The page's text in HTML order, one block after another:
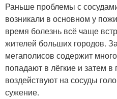
Раньше проблемы с
возникали в основном у
время болезнь всё чаще
жителей больших городов.
мегаполисов содержит
попадают в лёгкие и затем в
воздействуют на сосуды
сужение.